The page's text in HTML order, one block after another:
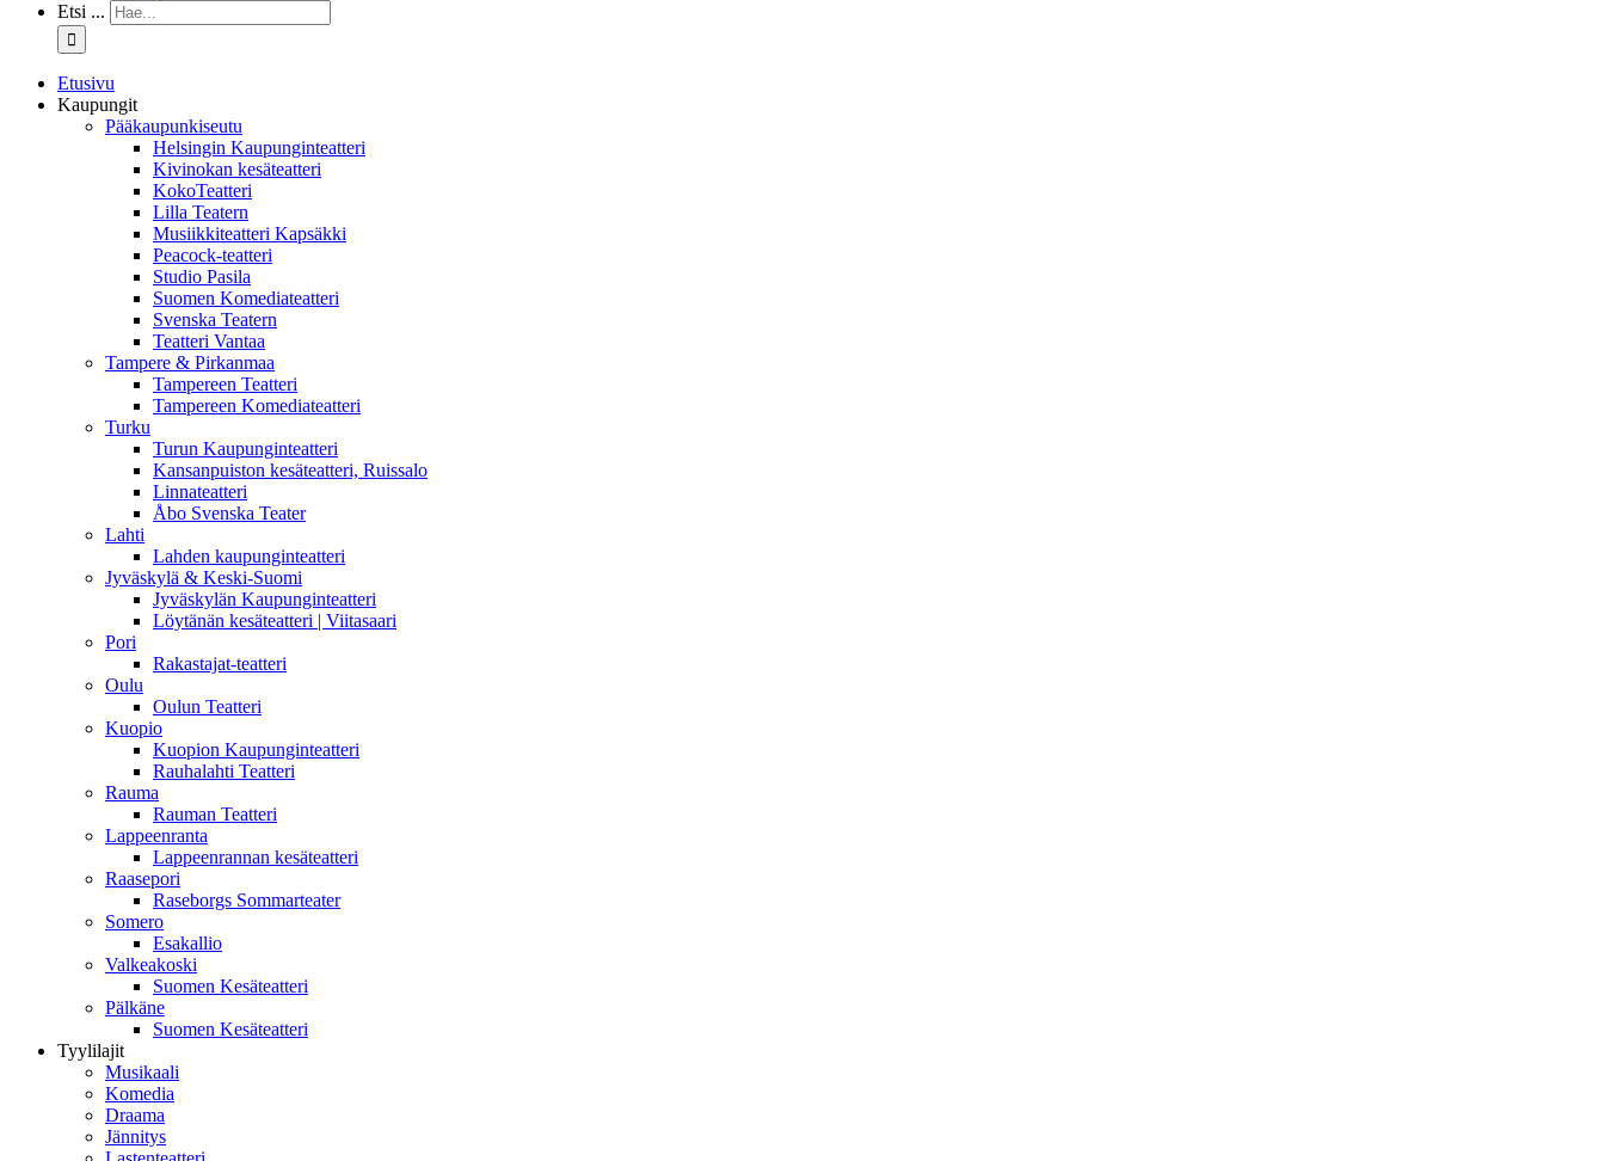
Etsi ...
Etusivu
Kaupungit
Pääkaupunkiseutu
Helsingin Kaupunginteatteri
Kivinokan kesäteatteri
KokoTeatteri
Lilla Teatern
Musiikkiteatteri Kapsäkki
Peacock-teatteri
Studio Pasila
Suomen Komediateatteri
Svenska Teatern
Teatteri Vantaa
Tampere & Pirkanmaa
Tampereen Teatteri
Tampereen Komediateatteri
Turku
Turun Kaupunginteatteri
Kansanpuiston kesäteatteri, Ruissalo
Linnateatteri
Åbo Svenska Teater
Lahti
Lahden kaupunginteatteri
Jyväskylä & Keski-Suomi
Jyväskylän Kaupunginteatteri
Löytänän kesäteatteri | Viitasaari
Pori
Rakastajat-teatteri
Oulu
Oulun Teatteri
Kuopio
Kuopion Kaupunginteatteri
Rauhalahti Teatteri
Rauma
Rauman Teatteri
Lappeenranta
Lappeenrannan kesäteatteri
Raasepori
Raseborgs Sommarteater
Somero
Esakallio
Valkeakoski
Suomen Kesäteatteri
Pälkäne
Suomen Kesäteatteri
Tyylilajit
Musikaali
Komedia
Draama
Jännitys